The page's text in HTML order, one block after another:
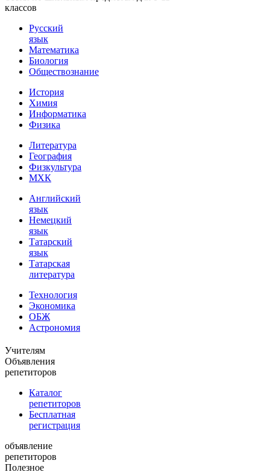
классов
Русский
язык
Математика
Биология
Обществознание
История
Химия
Информатика
Физика
Литература
География
Физкультура
МХК
Английский
язык
Немецкий
язык
Татарский
язык
Татарская
литература
Технология
Экономика
ОБЖ
Астрономия
Учителям
Объявления
репетиторов
Каталог
репетиторов
Бесплатная
регистрация
объявление
репетиторов
Полезное